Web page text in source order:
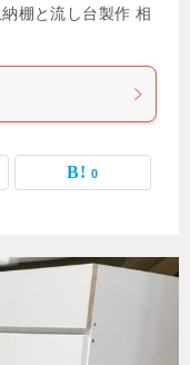
棚と流し台製作 相
0